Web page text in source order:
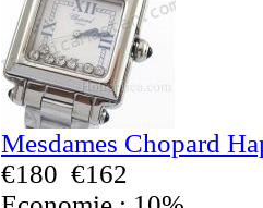
Mesdames Chopard
€180 €162